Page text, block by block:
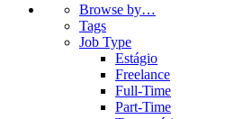
Browse by…
Tags
Job Type
Estágio
Freelance
Full-Time
Part-Time